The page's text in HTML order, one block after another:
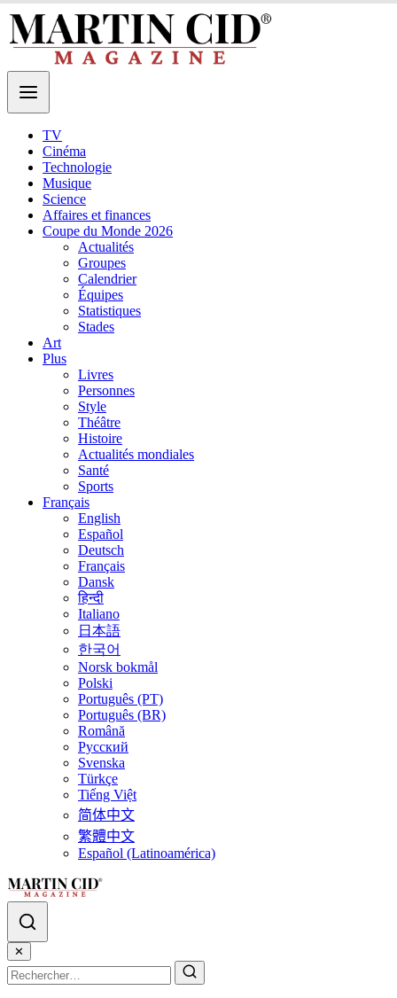
TV
Cinéma
Technologie
Musique
Science
Affaires et finances
Coupe du Monde 2026
Actualités
Groupes
Calendrier
Équipes
Statistiques
Stades
Art
Plus
Livres
Personnes
Style
Théâtre
Histoire
Actualités mondiales
Santé
Sports
Français
English
Español
Deutsch
Français
Dansk
हिन्दी
Italiano
日本語
한국어
Norsk bokmål
Polski
Português (PT)
Português (BR)
Română
Русский
Svenska
Türkçe
Tiếng Việt
简体中文
繁體中文
Español (Latinoamérica)
✕